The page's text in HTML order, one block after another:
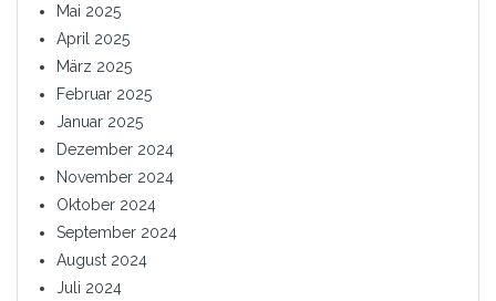
Mai 2025
April 2025
März 2025
Februar 2025
Januar 2025
Dezember 2024
November 2024
Oktober 2024
September 2024
August 2024
Juli 2024